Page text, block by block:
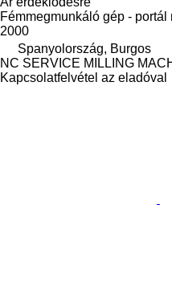
Fémmegmunkáló gép - portál
2000
Spanyolország, Burgos
NC SERVICE MILLING
Kapcsolatfelvétel az eladóval